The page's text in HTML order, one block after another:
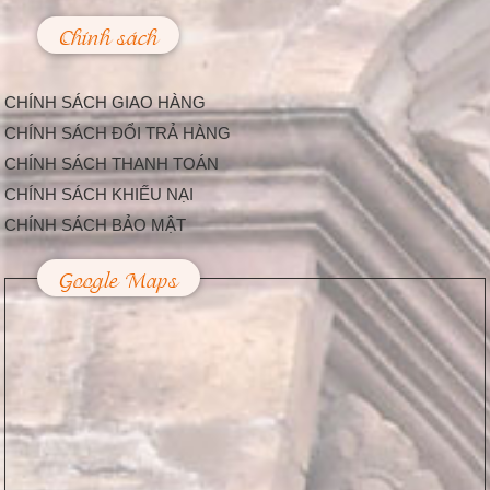
cấp, nhưng đền Linh
Kiếm ở...
Làm Thế Nào Để
Trang Trí Sự Kiện,
Lễ Hội Bắt Mắt Và
Độc Đáo
Hiện nay, càng ngày
càng có nhiều công ty
tổ chức sự kiện được...
Trang Trí Lễ Hội –
Nhu Cầu Tất Yếu
Trong Cuộc Sống
Hiện Nay
Dịp lễ hội là thời điểm
mà hầu hết người dân
thường chi tiêu...
Chính sách
CHÍNH SÁCH GIAO HÀNG
CHÍNH SÁCH ĐỔI TRẢ HÀNG
CHÍNH SÁCH THANH TOÁN
CHÍNH SÁCH KHIẾU NẠI
CHÍNH SÁCH BẢO MẬT
Google Maps